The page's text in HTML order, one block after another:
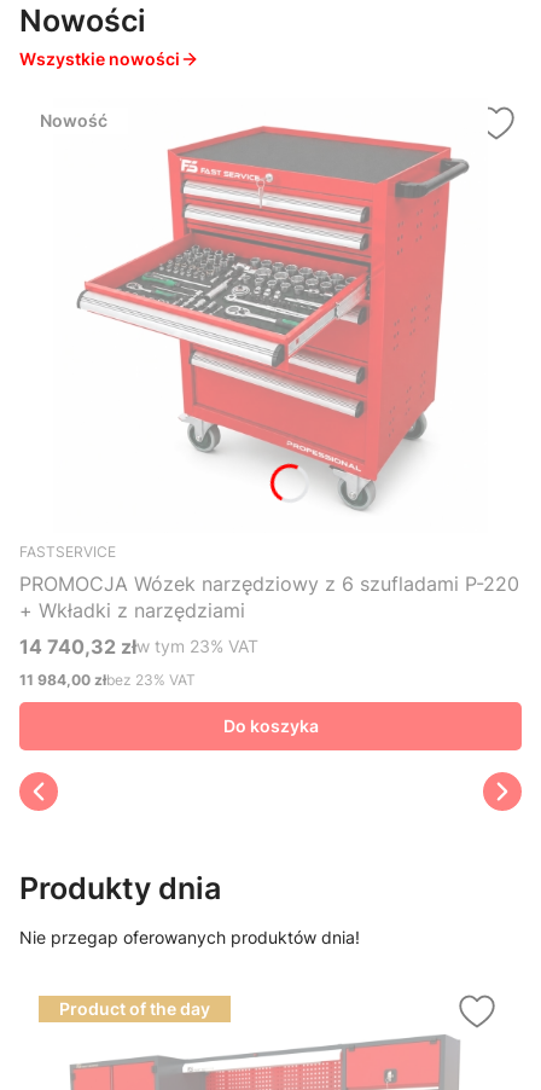
Nowości
Wszystkie nowości
Nowość
FASTSERVICE
PROMOCJA Wózek narzędziowy z 6 szufladami P-220
+ Wkładki z narzędziami
Cena brutto
14 740,32 złw tym %s VAT
w tym 23% VAT
Cena netto
11 984,00 złbez 23% VAT
Do koszyka
Produkty dnia
Nie przegap oferowanych produktów dnia!
Product of the day